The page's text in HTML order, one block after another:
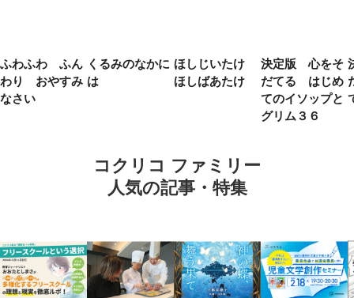
ふわふわ ふん
わり おやすみ
なさい
くるみのなかに
は
ほしじいたけ
ほしばあたけ
決定版 心をそ
だてる はじめ
てのイソップと
グリム３６
コクリコ ファミリー
人気の記事・特集